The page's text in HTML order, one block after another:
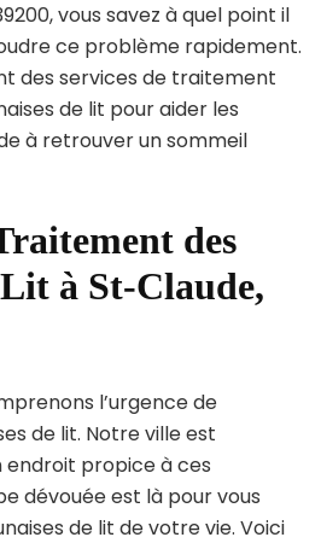
vous savez à quel point il
ce problème rapidement.
des services de traitement
de lit pour aider les
à retrouver un sommeil
des
à St-Claude,
l’urgence de
de lit. Notre ville est
propice à ces
dévouée est là pour vous
de lit de votre vie. Voici